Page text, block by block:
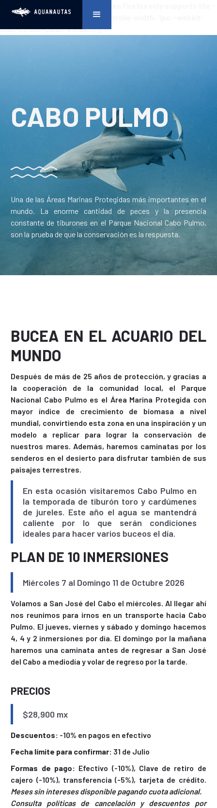
.subtitulo { /* Prefix required. Even Firefox only supports the -
webkit- prefix */ -webkit-text-stroke-width: 1px; -webkit-
text-stroke-color: #e1ecff; }
CABO PULMO
Una de las Áreas Marinas Protegidas más importantes en el
mundo. La enorme cantidad de peces y la presencia
constante de tiburones en el Parque Nacional Cabo Pulmo,
son la prueba de que la conservación es la respuesta.
BUCEA EN EL ACUARIO DEL
MUNDO
Después de más de 25 años de protección, y gracias a
la cooperación de la comunidad local, el Parque
Nacional Cabo Pulmo es el Área Marina Protegida con
mayor índice de crecimiento de biomasa a nivel
mundial, convirtiendo esta zona en una inspiración y un
modelo a replicar para lograr la conservación de
nuestros mares. Además, haremos caminatas por los
senderos en el desierto para disfrutar también de sus
paisajes terrestres.
En esta ocasión visitaremos Cabo Pulmo en
la temporada de tiburón toro y cardúmenes
de jureles. Este año el agua se mantendrá
caliente por lo que serán condiciones
ideales para hacer varios buceos el día.
PLAN DE 10 INMERSIONES
Miércoles 7 al Domingo 11 de Octubre 2026
Volamos a San José del Cabo el miércoles. Al llegar ahí
nos reunimos para irnos en un transporte hacia Cabo
Pulmo. El jueves, viernes y sábado y domingo hacemos
4, 4 y 2 inmersiones por día. El domingo por la mañana
haremos una caminata antes de regresar a San José
del Cabo a mediodía y volar de regreso por la tarde.
PRECIOS
$28,900 mx
Descuentos: -10% en pagos en efectivo
Fecha límite para confirmar: 31 de Julio
Formas de pago: Efectivo (-10%), Clave de retiro de
cajero (-10%), transferencia (-5%), tarjeta de crédito.
Meses sin intereses disponible pagando cuota adicional.
Consulta políticas de cancelación y descuentos por